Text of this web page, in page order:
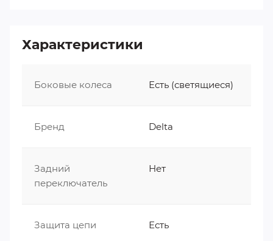
Светящиеся приставные колеса — вечернее
полиуретановых приставных колесах — это то,
ярким светом. Вечером велосипед
издалека). А когда баланс будет пойман,
колеса можно легко снять.
передняя корзинка для игрушек и мелочей.
Характеристики
Боковые колеса Есть (светящиеся)
Бренд Delta
Задний
переключатель
Нет
Защита цепи Есть